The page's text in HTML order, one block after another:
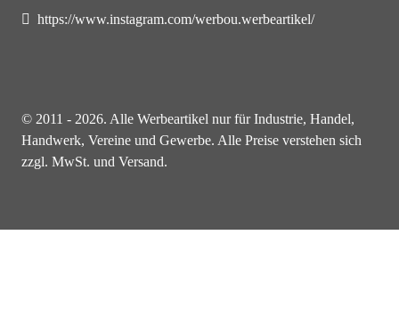
https://www.instagram.com/werbou.werbeartikel/
© 2011 - 2026. Alle Werbeartikel nur für Industrie, Handel,
Handwerk, Vereine und Gewerbe. Alle Preise verstehen sich
zzgl. MwSt. und Versand.